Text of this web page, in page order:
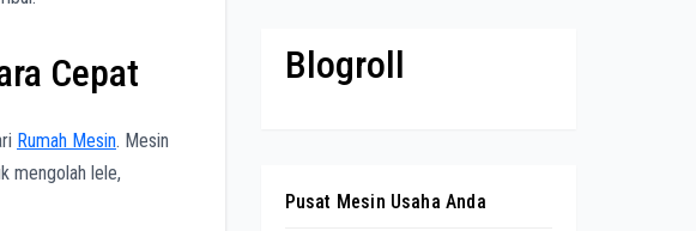
Cepat
Rumah Mesin. Mesin
mengolah lele,
Blogroll
Pusat Mesin Usaha Anda